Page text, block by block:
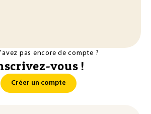
pas encore de compte ?
vous !
Créer un compte